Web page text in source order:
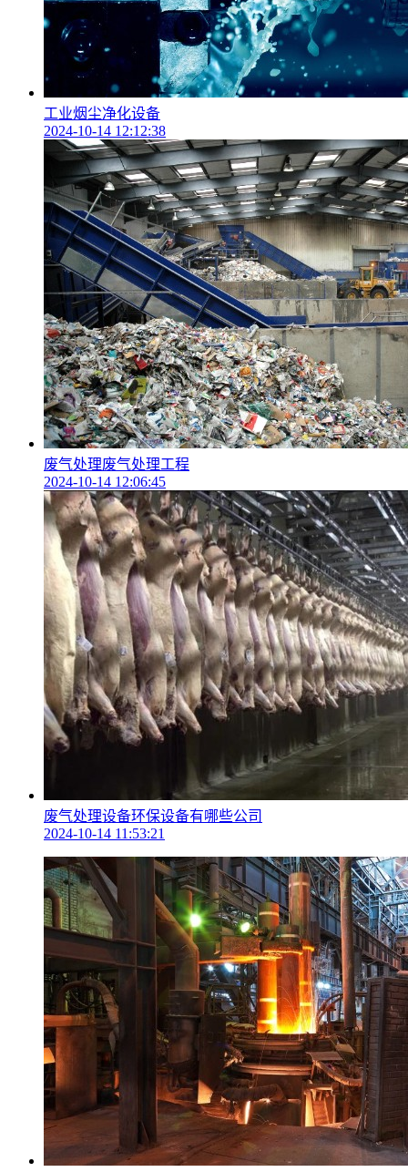
工业烟尘净化设备
2024-10-14 12:12:38
废气处理废气处理工程
2024-10-14 12:06:45
废气处理设备环保设备有哪些公司
2024-10-14 11:53:21